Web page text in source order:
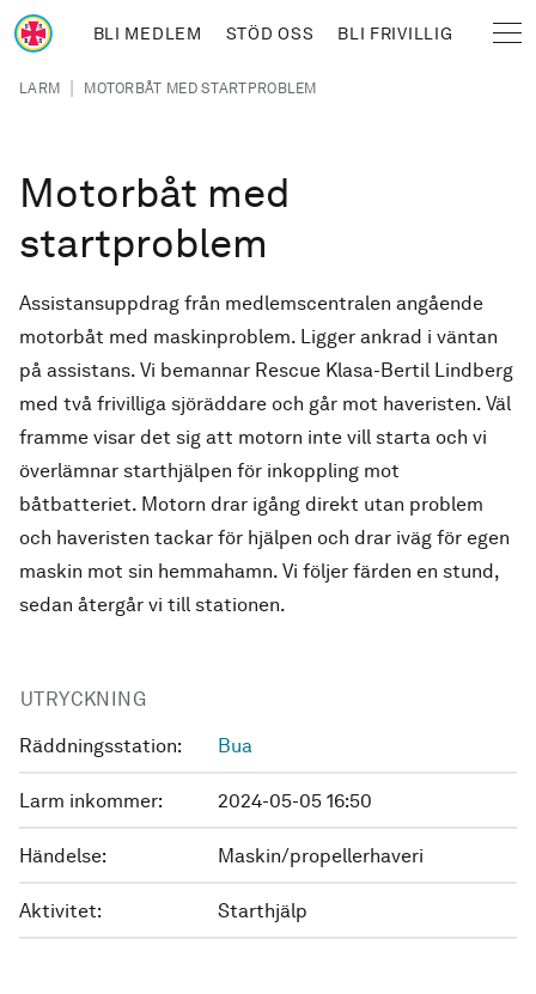
Hoppa till huvudinnehåll
BLI MEDLEM STÖD OSS BLI FRIVILLIG
Länkstig
LARM | MOTORBÅT MED STARTPROBLEM
Motorbåt med
startproblem
Assistansuppdrag från medlemscentralen angående
motorbåt med maskinproblem. Ligger ankrad i väntan
på assistans. Vi bemannar Rescue Klasa-Bertil Lindberg
med två frivilliga sjöräddare och går mot haveristen. Väl
framme visar det sig att motorn inte vill starta och vi
överlämnar starthjälpen för inkoppling mot
båtbatteriet. Motorn drar igång direkt utan problem
och haveristen tackar för hjälpen och drar iväg för egen
maskin mot sin hemmahamn. Vi följer färden en stund,
sedan återgår vi till stationen.
UTRYCKNING
Räddningsstation: Bua
Larm inkommer: 2024-05-05 16:50
Händelse: Maskin/propellerhaveri
Aktivitet: Starthjälp